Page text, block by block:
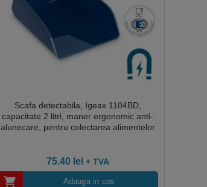
Scafa detectabila, Igeax 1104BD,
capacitate 2 litri, maner ergonomic anti-
alunecare, pentru colectarea alimentelor
75.40 lei + TVA
Adauga in cos